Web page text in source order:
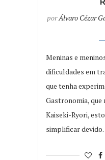
porÁlvaro Cézar
Meninas e
dificuldades em
que tenha
Gastronomia, que
Kaiseki-Ryori,
simplificar